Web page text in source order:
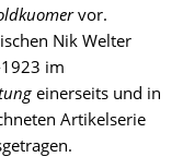
vor.
Nik Welter
im
einerseits und in
Artikelserie